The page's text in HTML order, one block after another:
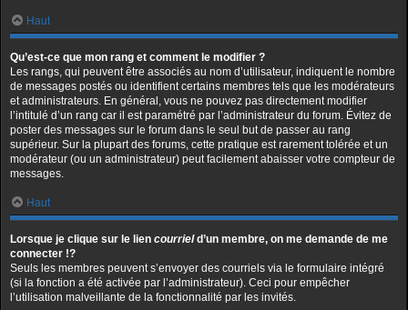
Haut
Qu’est-ce que mon rang et comment le modifier ?
Les rangs, qui peuvent être associés au nom d’utilisateur, indiquent le nombre
de messages postés ou identifient certains membres tels que les modérateurs
et administrateurs. En général, vous ne pouvez pas directement modifier
l’intitulé d’un rang car il est paramétré par l’administrateur du forum. Évitez de
poster des messages sur le forum dans le seul but de passer au rang
supérieur. Sur la plupart des forums, cette pratique est rarement tolérée et un
modérateur (ou un administrateur) peut facilement abaisser votre compteur de
messages.
Haut
Lorsque je clique sur le lien courrield’un membre, on me demande de me
connecter !?
Seuls les membres peuvent s’envoyer des courriels via le formulaire intégré
(si la fonction a été activée par l’administrateur). Ceci pour empêcher
l’utilisation malveillante de la fonctionnalité par les invités.